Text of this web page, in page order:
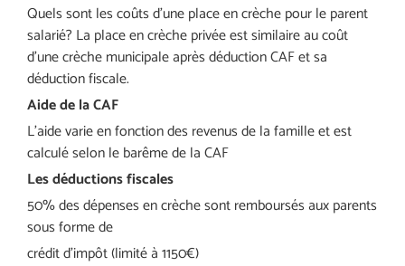
Quels sont les coûts d’une place en crèche pour le parent
salarié? La place en crèche privée est similaire au coût
d’une crèche municipale après déduction CAF et sa
déduction fiscale.
Aide de la CAF
L’aide varie en fonction des revenus de la famille et est
calculé selon le barême de la CAF
Lesdéductionsfiscales
50% des dépenses en crèche sont remboursés aux parents
sous forme de
crédit d’impôt (limité à 1150€)